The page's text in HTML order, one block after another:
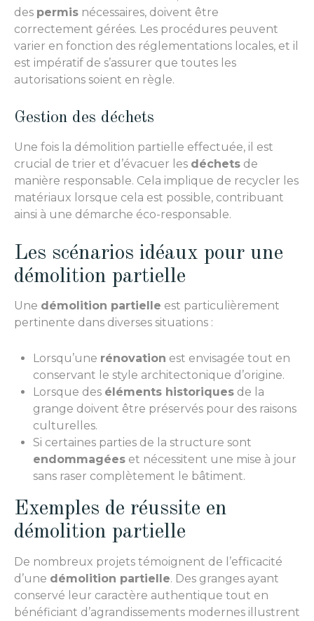
des permis nécessaires, doivent être
correctement gérées. Les procédures peuvent
varier en fonction des réglementations locales, et il
est impératif de s’assurer que toutes les
autorisations soient en règle.
Gestion des déchets
Une fois la démolition partielle effectuée, il est
crucial de trier et d’évacuer les déchets de
manière responsable. Cela implique de recycler les
matériaux lorsque cela est possible, contribuant
ainsi à une démarche éco-responsable.
Les scénarios idéaux pour une
démolition partielle
Une démolition partielle est particulièrement
pertinente dans diverses situations :
Lorsqu’une rénovation est envisagée tout en
conservant le style architectonique d’origine.
Lorsque des éléments historiques de la
grange doivent être préservés pour des raisons
culturelles.
Si certaines parties de la structure sont
endommagées et nécessitent une mise à jour
sans raser complètement le bâtiment.
Exemples de réussite en
démolition partielle
De nombreux projets témoignent de l’efficacité
d’une démolition partielle. Des granges ayant
conservé leur caractère authentique tout en
bénéficiant d’agrandissements modernes illustrent